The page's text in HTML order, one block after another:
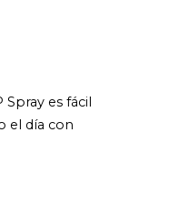
es fácil
el día con